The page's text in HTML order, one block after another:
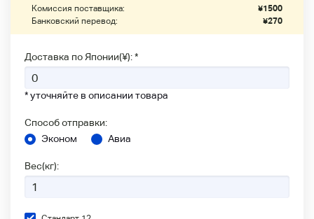
Комиссия поставщика: ¥1500
Банковский перевод:
¥270
Доставка по Японии(¥): *
* уточняйте в описании товара
Способ отправки:
Эконом
Авиа
Вес(кг):